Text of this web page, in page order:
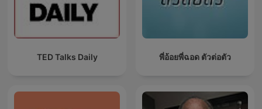
TED Talks Daily พี่อ้อยพี่ฉอด ตัวต่อตัว